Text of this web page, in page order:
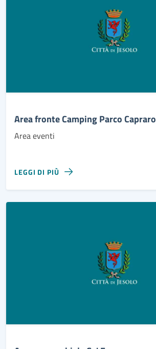
Area fronte Camping Parco Capraro
Area eventi
LEGGI DI PIÙ